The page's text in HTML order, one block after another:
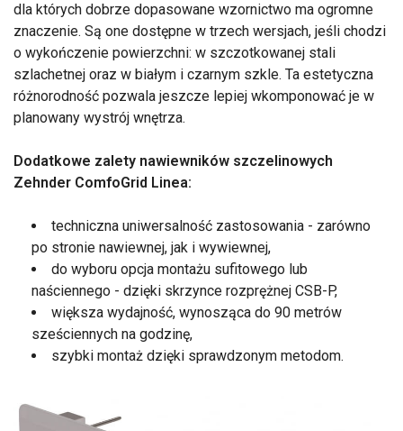
dla których dobrze dopasowane wzornictwo ma ogromne
znaczenie. Są one dostępne w trzech wersjach, jeśli chodzi
o wykończenie powierzchni: w szczotkowanej stali
szlachetnej oraz w białym i czarnym szkle. Ta estetyczna
różnorodność pozwala jeszcze lepiej wkomponować je w
planowany wystrój wnętrza.
Dodatkowe zalety nawiewników szczelinowych
Zehnder ComfoGrid Linea:
techniczna uniwersalność zastosowania - zarówno
po stronie nawiewnej, jak i wywiewnej,
do wyboru opcja montażu sufitowego lub
naściennego - dzięki skrzynce rozprężnej CSB-P,
większa wydajność, wynosząca do 90 metrów
sześciennych na godzinę,
szybki montaż dzięki sprawdzonym metodom.